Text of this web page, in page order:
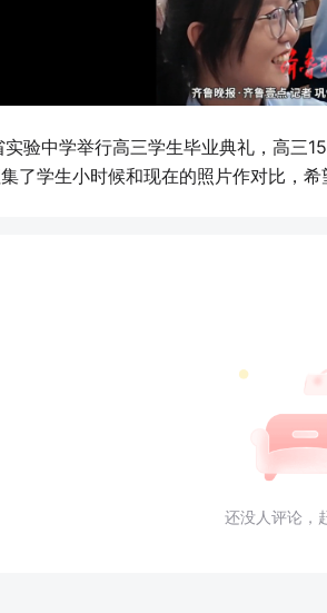
验中学举行高三学生毕业典礼，高三
了学生小时候和现在的照片作对比，
还没人评论，